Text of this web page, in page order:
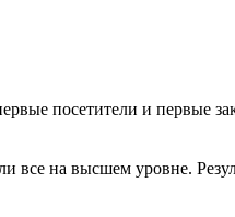
посетители и первые
все на высшем уровне.